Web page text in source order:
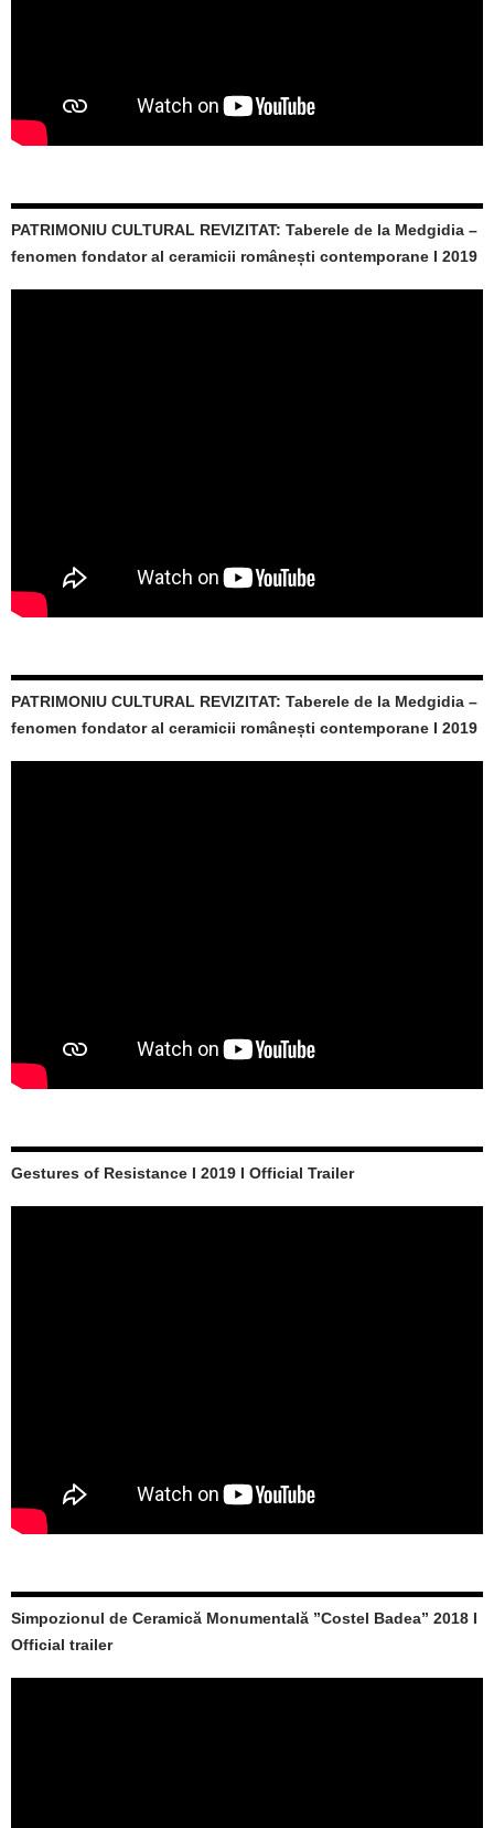
PATRIMONIU CULTURAL REVIZITAT: Taberele de la Medgidia –
fenomen fondator al ceramicii românești contemporane I 2019
PATRIMONIU CULTURAL REVIZITAT: Taberele de la Medgidia –
fenomen fondator al ceramicii românești contemporane I 2019
Gestures of Resistance I 2019 I Official Trailer
Simpozionul de Ceramică Monumentală ”Costel Badea” 2018 I
Official trailer